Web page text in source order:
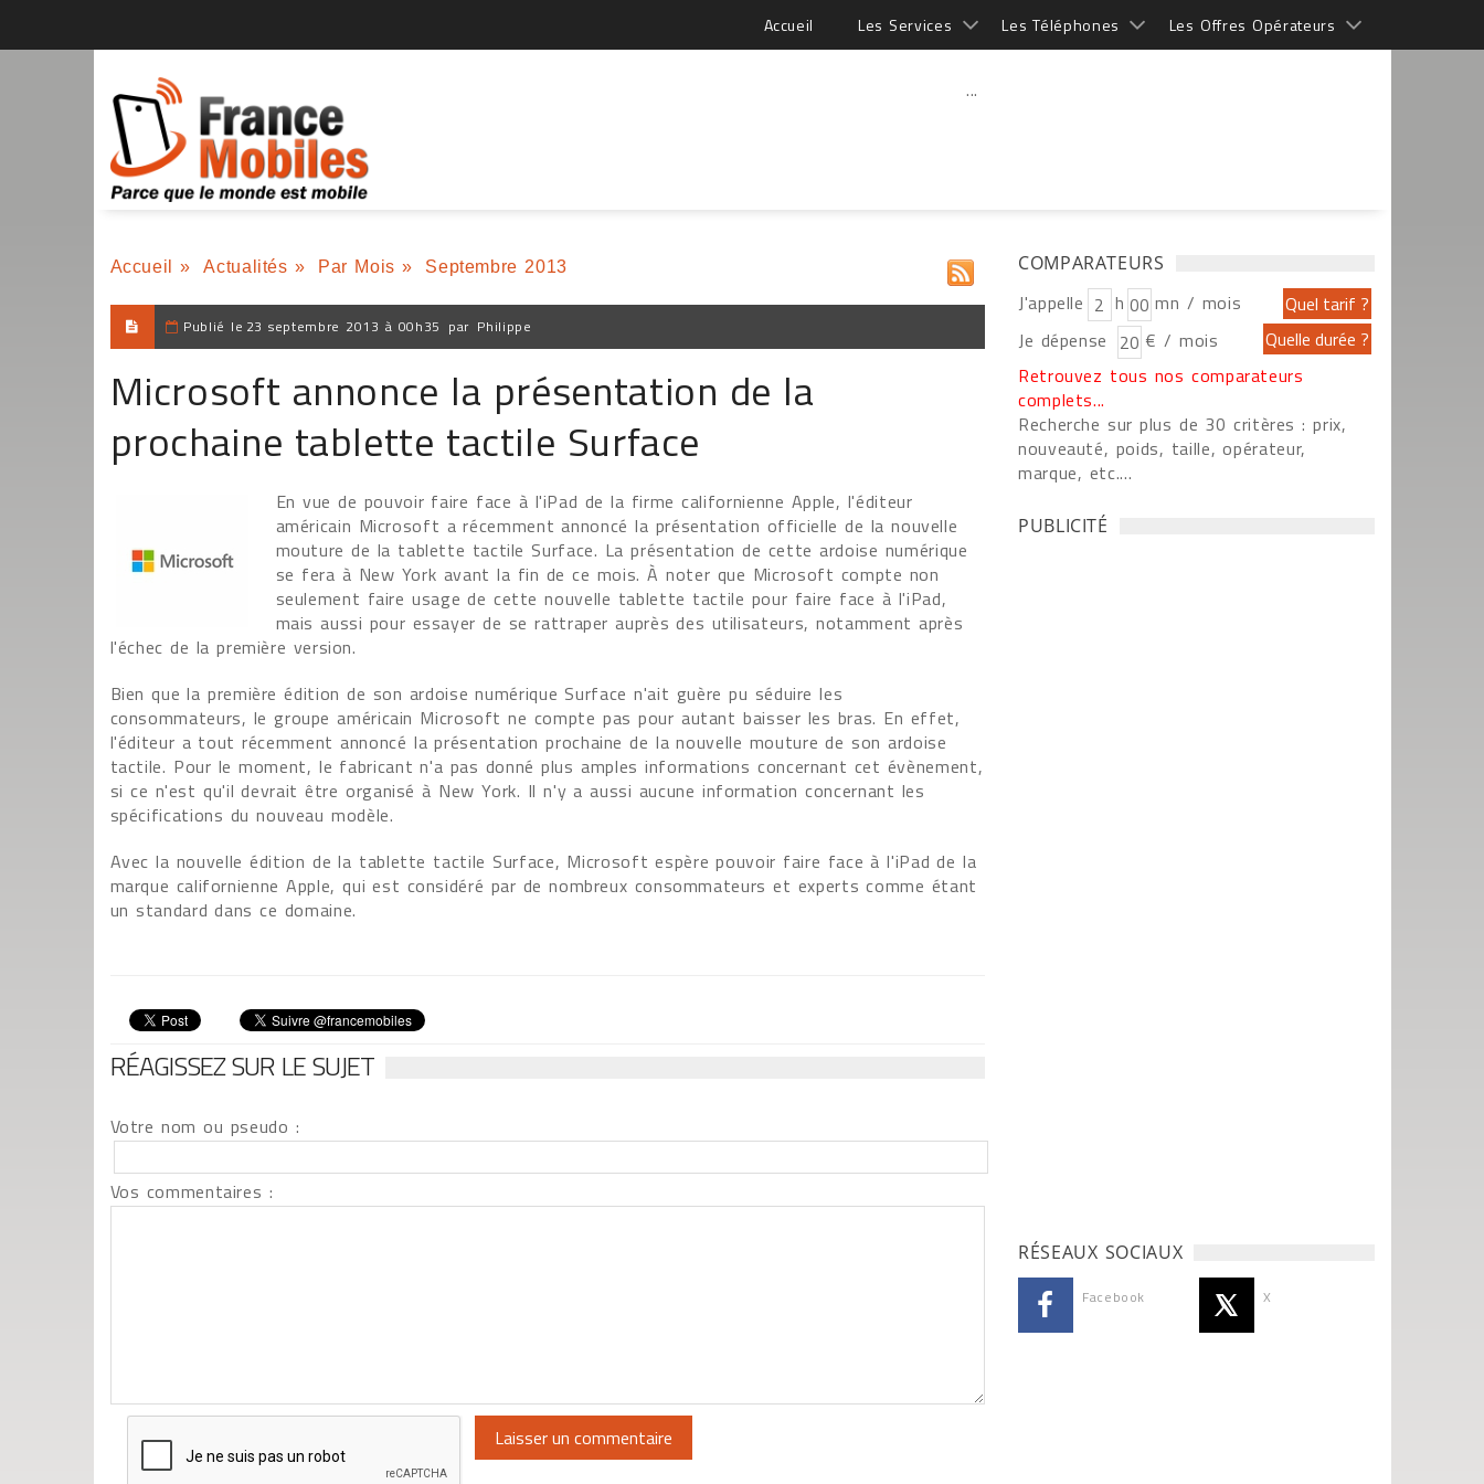
Accueil Les Services Les Téléphones Les Offres Opérateurs
...
Accueil » Actualités » Par Mois » Septembre 2013
Publié le 23 septembre 2013 à 00h35 par Philippe
Microsoft annonce la présentation de la
prochaine tablette tactile Surface
En vue de pouvoir faire face à l'iPad de la firme californienne Apple, l'éditeur
américain Microsoft a récemment annoncé la présentation officielle de la nouvelle
mouture de la tablette tactile Surface. La présentation de cette ardoise numérique
se fera à New York avant la fin de ce mois. À noter que Microsoft compte non
seulement faire usage de cette nouvelle tablette tactile pour faire face à l'iPad,
mais aussi pour essayer de se rattraper auprès des utilisateurs, notamment après
l'échec de la première version.
Bien que la première édition de son ardoise numérique Surface n'ait guère pu séduire les
consommateurs, le groupe américain Microsoft ne compte pas pour autant baisser les bras. En effet,
l'éditeur a tout récemment annoncé la présentation prochaine de la nouvelle mouture de son ardoise
tactile. Pour le moment, le fabricant n'a pas donné plus amples informations concernant cet évènement,
si ce n'est qu'il devrait être organisé à New York. Il n'y a aussi aucune information concernant les
spécifications du nouveau modèle.
Avec la nouvelle édition de la tablette tactile Surface, Microsoft espère pouvoir faire face à l'iPad de la
marque californienne Apple, qui est considéré par de nombreux consommateurs et experts comme étant
un standard dans ce domaine.
RÉAGISSEZ SUR LE SUJET
Votre nom ou pseudo :
Vos commentaires :
COMPARATEURS
J'appelle h
mn / mois
Je dépense
€ / mois
Retrouvez tous nos comparateurs
complets...
Recherche sur plus de 30 critères : prix,
nouveauté, poids, taille, opérateur,
marque, etc....
PUBLICITÉ
RÉSEAUX SOCIAUX
Facebook X